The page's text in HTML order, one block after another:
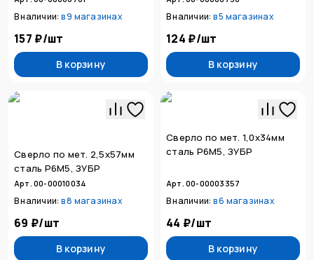
В наличии: в9 магазинах
157 ₽/шт
В корзину
В наличии: в5 магазинах
124 ₽/шт
В корзину
Сверло по мет. 2,5х57мм
сталь Р6М5, ЗУБР
Арт. 00-00010034
В наличии: в8 магазинах
69 ₽/шт
В корзину
Сверло по мет. 1,0х34мм
сталь Р6М5, ЗУБР
Арт. 00-00003357
В наличии: в6 магазинах
44 ₽/шт
В корзину